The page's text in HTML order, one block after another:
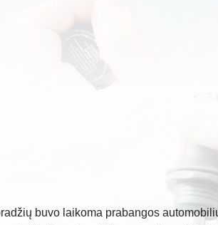
buvo laikoma prabangos